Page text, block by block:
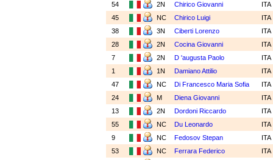
54
2N Chirico Giovanni
ITA
45
NC Chirico Luigi
ITA
38
3N Ciberti Lorenzo
ITA
28
2N Cocina Giovanni
ITA
7
2N D 'augusta Paolo
ITA
1
1N Damiano Attilio
ITA
47
NC Di Francesco Maria Sofia
ITA
24
M Diena Giovanni
ITA
13
2N Dordoni Riccardo
ITA
55
NC Du Leonardo
ITA
9
NC Fedosov Stepan
ITA
53
NC Ferrara Federico
ITA